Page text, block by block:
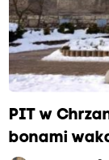
PIT w
bonami